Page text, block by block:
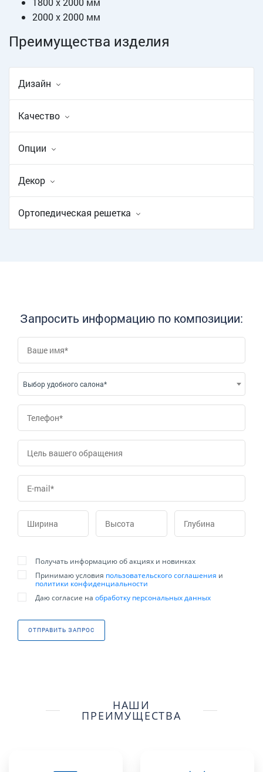
2000 х 2000 мм
Преимущества изделия
Дизайн
Качество
Опции
Декор
Ортопедическая решетка
Запросить информацию по композиции:
Выбор удобного салона*
ОТПРАВИТЬ ЗАПРОС
Получать информацию об акциях и новинках
Принимаю условия пользовательского соглашения и
политики конфиденциальности
Даю согласие на обработку персональных данных
НАШИ
ПРЕИМУЩЕСТВА